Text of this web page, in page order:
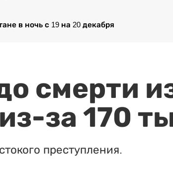
в ночь с 19 на 20 декабря
смерти
за 170
преступления.